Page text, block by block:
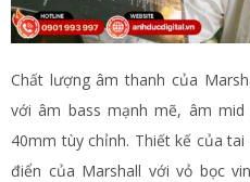
Chất lượng âm thanh của
với âm bass mạnh mẽ, âm
40mm tùy chỉnh. Thiết kế của
điển của Marshall với vỏ bọc